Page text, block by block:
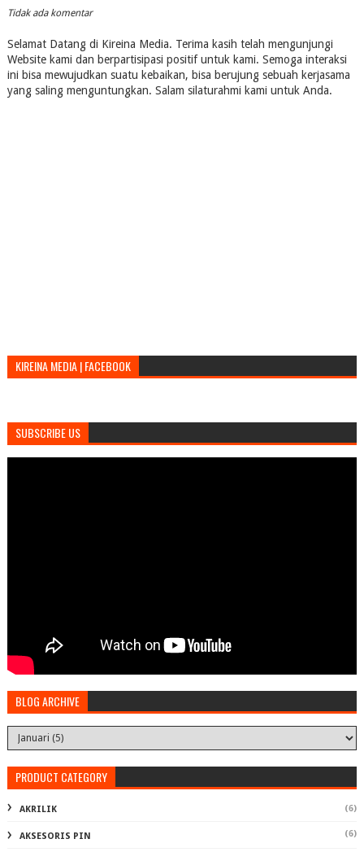
Tidak ada komentar
Selamat Datang di Kireina Media. Terima kasih telah mengunjungi
Website kami dan berpartisipasi positif untuk kami. Semoga interaksi
ini bisa mewujudkan suatu kebaikan, bisa berujung sebuah kerjasama
yang saling menguntungkan. Salam silaturahmi kami untuk Anda.
KIREINA MEDIA | FACEBOOK
SUBSCRIBE US
BLOG ARCHIVE
PRODUCT CATEGORY
AKRILIK (6)
AKSESORIS PIN (6)